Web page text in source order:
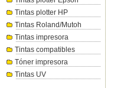
Tintas plotter HP
Tintas Roland/Mutoh
Tintas impresora
Tintas compatibles
Tóner impresora
Tintas UV
Broca hueca para taladro
eléctrico estándar Ø6mm
16.86€